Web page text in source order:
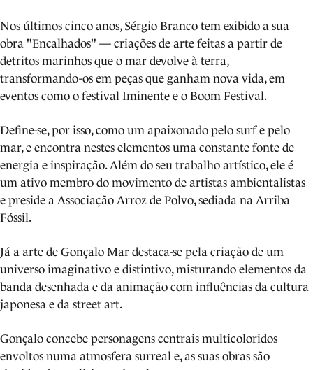
Nos últimos cinco anos, Sérgio Branco tem exibido a sua
obra "Encalhados" — criações de arte feitas a partir de
detritos marinhos que o mar devolve à terra,
transformando-os em peças que ganham nova vida, em
eventos como o festival Iminente e o Boom Festival.
Define-se, por isso, como um apaixonado pelo surf e pelo
mar, e encontra nestes elementos uma constante fonte de
energia e inspiração. Além do seu trabalho artístico, ele é
um ativo membro do movimento de artistas ambientalistas
e preside a Associação Arroz de Polvo, sediada na Arriba
Fóssil.
Já a arte de Gonçalo Mar destaca-se pela criação de um
universo imaginativo e distintivo, misturando elementos da
banda desenhada e da animação com influências da cultura
japonesa e da street art.
Gonçalo concebe personagens centrais multicoloridos
envoltos numa atmosfera surreal e, as suas obras são